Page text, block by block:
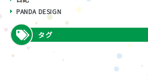
PANDA DESIGN
タグ